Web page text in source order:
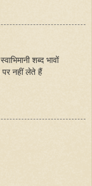
शब्द भावों
नहीं लेते हैं